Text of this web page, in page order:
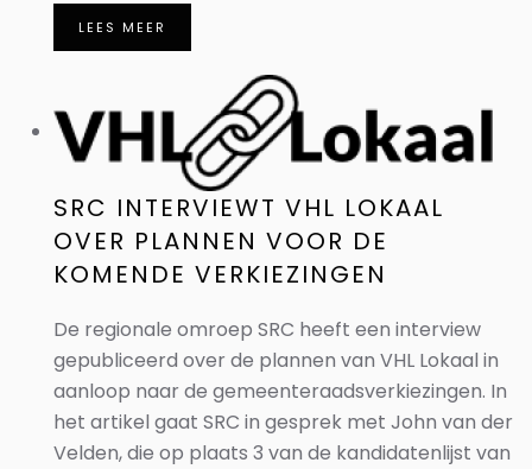
LEES MEER
SRC INTERVIEWT VHL LOKAAL
OVER PLANNEN VOOR DE
KOMENDE VERKIEZINGEN
De regionale omroep SRC heeft een interview
gepubliceerd over de plannen van VHL Lokaal in
aanloop naar de gemeenteraadsverkiezingen. In
het artikel gaat SRC in gesprek met John van der
Velden, die op plaats 3 van de kandidatenlijst van